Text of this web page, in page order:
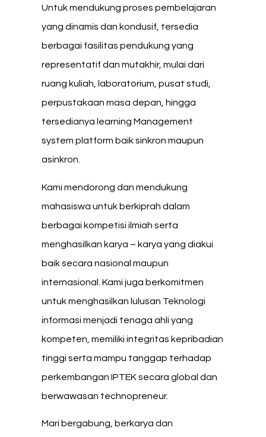
Untuk mendukung proses pembelajaran
yang dinamis dan kondusif, tersedia
berbagai fasilitas pendukung yang
representatif dan mutakhir, mulai dari
ruang kuliah, laboratorium, pusat studi,
perpustakaan masa depan, hingga
tersedianya learning Management
system platform baik sinkron maupun
asinkron.
Kami mendorong dan mendukung
mahasiswa untuk berkiprah dalam
berbagai kompetisi ilmiah serta
menghasilkan karya – karya yang diakui
baik secara nasional maupun
internasional. Kami juga berkomitmen
untuk menghasilkan lulusan Teknologi
informasi menjadi tenaga ahli yang
kompeten, memiliki integritas kepribadian
tinggi serta mampu tanggap terhadap
perkembangan IPTEK secara global dan
berwawasan technopreneur.
Mari bergabung, berkarya dan